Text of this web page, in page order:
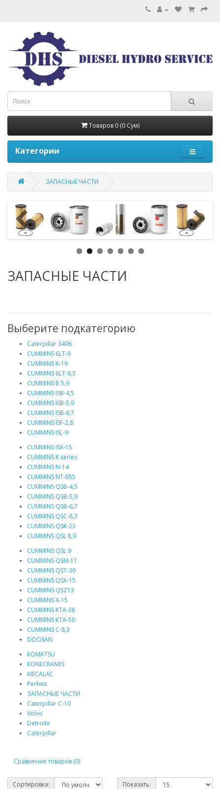
Товаров 0 (0 Сум)
Категории
ЗАПАСНЫЕ ЧАСТИ
ЗАПАСНЫЕ ЧАСТИ
Выберите подкатегорию
Caterpillar 3406
CUMMINS 6LT-9
CUMMINS K-19
CUMMINS 6LT-9,3
CUMMINS B 5,9
CUMMINS ISB-4,5
CUMMINS ISB-5,9
CUMMINS ISB-6,7
CUMMINS ISF-2,8
CUMMINS ISL-9
CUMMINS ISX-15
CUMMINS K series
CUMMINS N-14
CUMMINS NT-855
CUMMINS QSB-4,5
CUMMINS QSB-5,9
CUMMINS QSB-6,7
CUMMINS QSC-8,3
CUMMINS QSK-23
CUMMINS QSL 8,9
CUMMINS QSL 9
CUMMINS QSM-11
CUMMINS QST-30
CUMMINS QSX-15
CUMMINS QSZ13
CUMMINS X-15
CUMMINS КТА-38
CUMMINS КТА-50
CUMMINS С-8,3
DOOSAN
KOMATSU
KONECRANES
MECALAC
Perkins
ЗАПАСНЫЕ ЧАСТИ
Caterpillar C-10
Volvo
Detroite
Caterpillar
Сравнение товаров (0)
Сортировка: Показать: